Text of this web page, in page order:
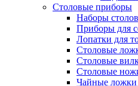
Столовые приборы
Наборы
Приборы для
Лопатки для
Столовые
Столовые
Столовые
Чайные ложки